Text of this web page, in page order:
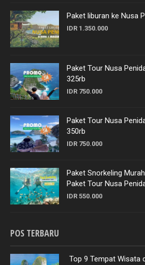
Paket liburan ke Nusa
IDR 1.350.000
Paket Tour Nusa
325rb
IDR 750.000
Paket Tour Nusa
350rb
IDR 750.000
Paket Snorkeling
Paket Tour Nusa
IDR 550.000
POS TERBARU
Top 9 Tempat Wisata